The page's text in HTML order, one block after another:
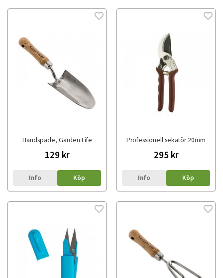
Handspade, Garden Life
129 kr
Info Köp
Professionell sekatör 20mm
295 kr
Info Köp